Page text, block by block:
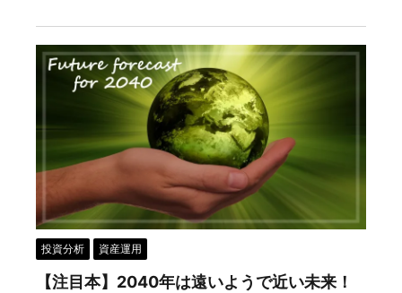
投資分析 資産運用
【注目本】2040年は遠いようで近い未来！